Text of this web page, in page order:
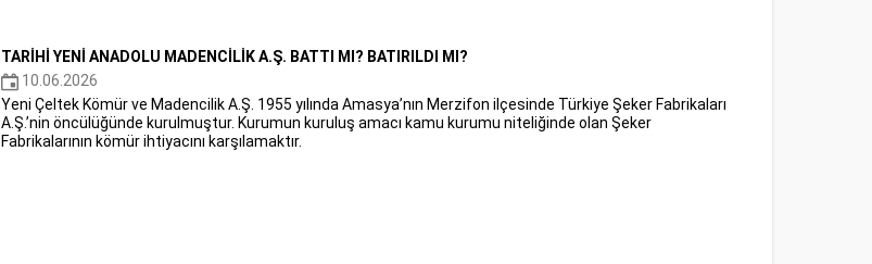
TARİHİ YENİ ANADOLU MADENCİLİK A.Ş. BATTI MI? BATIRILDI MI?
10.06.2026
Yeni Çeltek Kömür ve Madencilik A.Ş. 1955 yılında Amasya’nın Merzifon ilçesinde Türkiye Şeker Fabrikaları
A.Ş.’nin öncülüğünde kurulmuştur. Kurumun kuruluş amacı kamu kurumu niteliğinde olan Şeker
Fabrikalarının kömür ihtiyacını karşılamaktır.